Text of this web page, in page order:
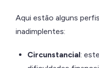
Aqui estão alguns
inadimplentes:
Circunstancial: